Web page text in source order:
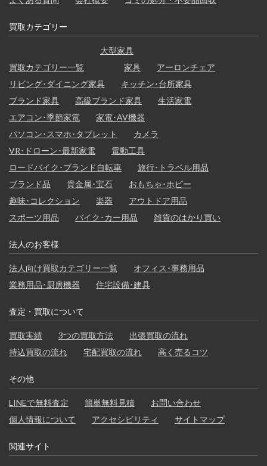
買取カテゴリー
買取カテゴリー一覧
大型家具
家具
アーロンチェア
リビング･ダイニング家具
キッチン･台所家具
ブランド家具
高級ブランド家具
生活家電
エアコン･季節家電
家電･AV機器
パソコン･スマホ･タブレット
カメラ
VR･ドローン･最新家電
電動工具
ロードバイク･ブランド自転車
旅行･トラベル用品
ブランド品
貴金属･宝石
おもちゃ･ホビー
趣味･コレクション
楽器
アウトドア用品
スポーツ用品
バイク･カー用品 雑貨のはかり買い
法人のお客様
法人向け買取カテゴリー一覧
オフィス･事務用品
業務用品･厨房機器
住宅設備･建具
査定・買取について
買取実績 3つの買取方法
出張買取の流れ
持込買取の流れ
宅配買取の流れ 高く売るコツ
その他
LINEで無料査定 簡単無料見積
お問い合わせ
個人情報について
アクセシビリティ サイトマップ
関連サイト